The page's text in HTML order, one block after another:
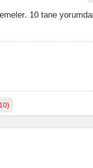
10 tane